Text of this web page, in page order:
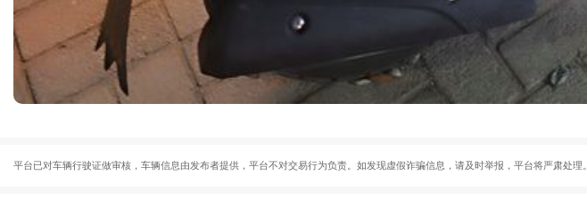
平台已对车辆行驶证做审核，车辆信息由发布者提供，平台不对交易行为负责。如发现虚假诈骗信息，请及时举报，平台将严肃处理。